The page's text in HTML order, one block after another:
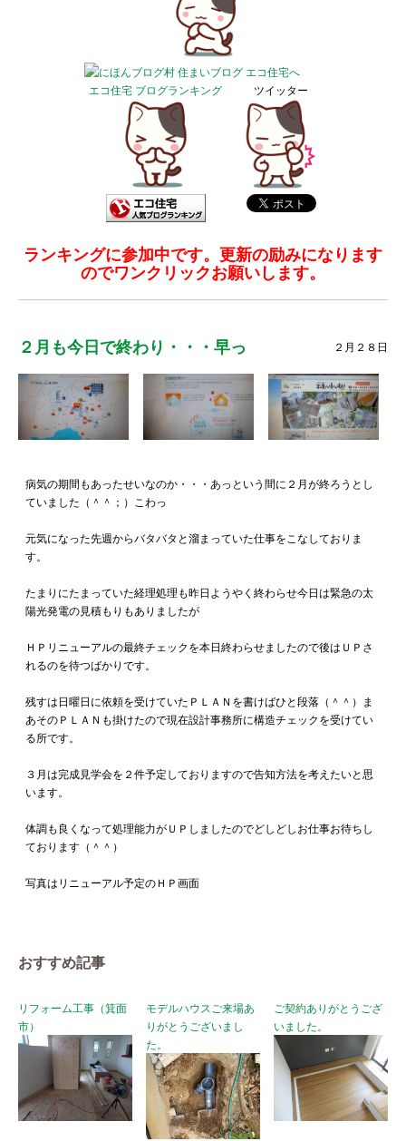
エコ住宅 ブログランキング ツイッター
ランキングに参加中です。更新の励みになります
のでワンクリックお願いします。
２月も今日で終わり・・・早っ ２月２８日
病気の期間もあったせいなのか・・・あっという間に２月が終ろうとし
ていました（＾＾；）こわっ
元気になった先週からバタバタと溜まっていた仕事をこなしておりま
す。
たまりにたまっていた経理処理も昨日ようやく終わらせ今日は緊急の太
陽光発電の見積もりもありましたが
ＨＰリニューアルの最終チェックを本日終わらせましたので後はＵＰさ
れるのを待つばかりです。
残すは日曜日に依頼を受けていたＰＬＡＮを書けばひと段落（＾＾）ま
あそのＰＬＡＮも掛けたので現在設計事務所に構造チェックを受けてい
る所です。
３月は完成見学会を２件予定しておりますので告知方法を考えたいと思
います。
体調も良くなって処理能力がＵＰしましたのでどしどしお仕事お待ちし
ております（＾＾）
写真はリニューアル予定のＨＰ画面
おすすめ記事
リフォーム工事（箕面
市）
モデルハウスご来場あ
りがとうございまし
た。
ご契約ありがとうござ
いました。